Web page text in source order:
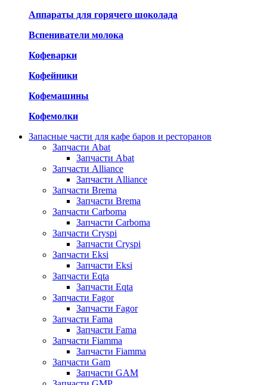
Аппараты для горячего шоколада
Вспениватели молока
Кофеварки
Кофейники
Кофемашины
Кофемолки
Запасные части для кафе баров и ресторанов
Запчасти Abat
Запчасти Abat
Запчасти Alliance
Запчасти Alliance
Запчасти Brema
Запчасти Brema
Запчасти Carboma
Запчасти Carboma
Запчасти Cryspi
Запчасти Cryspi
Запчасти Eksi
Запчасти Eksi
Запчасти Eqta
Запчасти Eqta
Запчасти Fagor
Запчасти Fagor
Запчасти Fama
Запчасти Fama
Запчасти Fiamma
Запчасти Fiamma
Запчасти Gam
Запчасти GAM